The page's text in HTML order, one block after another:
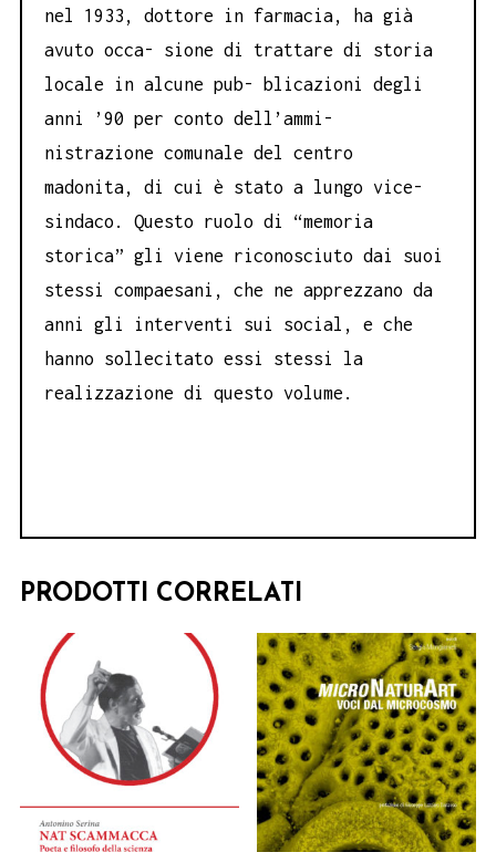
nel 1933, dottore in farmacia, ha già
avuto occa- sione di trattare di storia
locale in alcune pub- blicazioni degli
anni ’90 per conto dell’ammi-
nistrazione comunale del centro
madonita, di cui è stato a lungo vice-
sindaco. Questo ruolo di “memoria
storica” gli viene riconosciuto dai suoi
stessi compaesani, che ne apprezzano da
anni gli interventi sui social, e che
hanno sollecitato essi stessi la
realizzazione di questo volume.
PRODOTTI CORRELATI